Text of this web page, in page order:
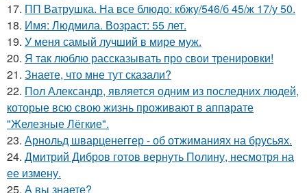
17. ПП Ватрушка. На все блюдо: кбжу/546/б 45/ж 17/у 50.
18. Имя: Людмила. Возраст: 55 лет.
19. У меня самый лучший в мире муж.
20. Я так люблю рассказывать про свои тренировки!
21. Знаете, что мне тут сказали?
22. Пол Александр, является одним из последних людей,
которые всю свою жизнь проживают в аппарате
"Железные Лёгкие".
23. Арнольд шварценеггер - об отжиманиях на брусьях.
24. Дмитрий Дибров готов вернуть Полину, несмотря на
ее измену.
25. А вы знаете?